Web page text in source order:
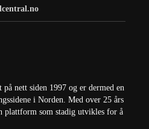
nett siden 1997 og er dermed en
i Norden. Med over 25 års
plattform som stadig utvikles for å